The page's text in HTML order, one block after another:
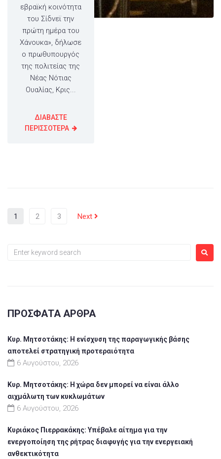
εβραϊκή κοινότητα
του Σίδνεϊ την
πρώτη ημέρα του
Χάνουκα», δήλωσε
ο πρωθυπουργός
της πολιτείας της
Νέας Νότιας
Ουαλίας, Κρις...
ΔΙΑΒΑΣΤΕ
ΠΕΡΙΣΣΟΤΕΡΑ
1 2 3 Next
ΠΡΌΣΦΑΤΑ ΆΡΘΡΑ
Κυρ. Μητσοτάκης: Η ενίσχυση της παραγωγικής βάσης
αποτελεί στρατηγική προτεραιότητα
6 Αυγούστου, 2026
Κυρ. Μητσοτάκης: Η χώρα δεν μπορεί να είναι άλλο
αιχμάλωτη των κυκλωμάτων
6 Αυγούστου, 2026
Κυριάκος Πιερρακάκης: Υπέβαλε αίτημα για την
ενεργοποίηση της ρήτρας διαφυγής για την ενεργειακή
ανθεκτικότητα